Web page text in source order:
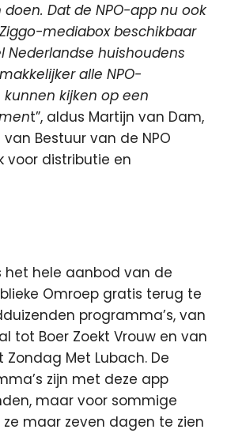
Dat de NPO-app nu ook
mediabox beschikbaar
Nederlandse huishoudens
alle NPO-
kijken op een
t”, aldus Martijn van Dam,
Bestuur van de NPO
voor distributie en
het hele aanbod van de
Omroep gratis terug te
programma’s, van
tot Boer Zoekt Vrouw en van
Zondag Met Lubach. De
zijn met deze app
maar voor sommige
maar zeven dagen te zien